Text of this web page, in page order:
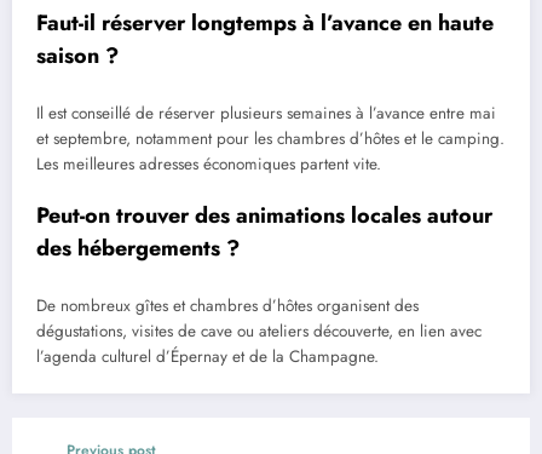
Faut-il réserver longtemps à l’avance en haute
saison ?
Il est conseillé de réserver plusieurs semaines à l’avance entre mai
et septembre, notamment pour les chambres d’hôtes et le camping.
Les meilleures adresses économiques partent vite.
Peut-on trouver des animations locales autour
des hébergements ?
De nombreux gîtes et chambres d’hôtes organisent des
dégustations, visites de cave ou ateliers découverte, en lien avec
l’agenda culturel d’Épernay et de la Champagne.